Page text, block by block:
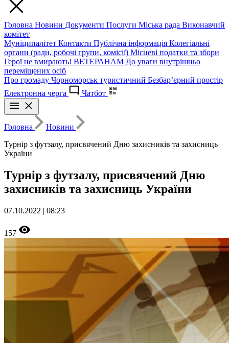
Головна Новини Документи Послуги Міська рада Виконавчий
комітет
Муніципалітет Контакти Публічна інформація Колегіальні
органи (ради, робочі групи, комісії) Місцеві податки та збори
Герої не вмирають! ВЕТЕРАНАМ До уваги внутрішньо
переміщених осіб
Про громаду Чорноморськ туристичний Безбар’єрний простір
Електронна черга
Чатбот
Головна
Новини
Турнір з футзалу, присвячений Дню захисників та захисниць
України
Турнір з футзалу, присвячений Дню
захисників та захисниць України
07.10.2022 | 08:23
157